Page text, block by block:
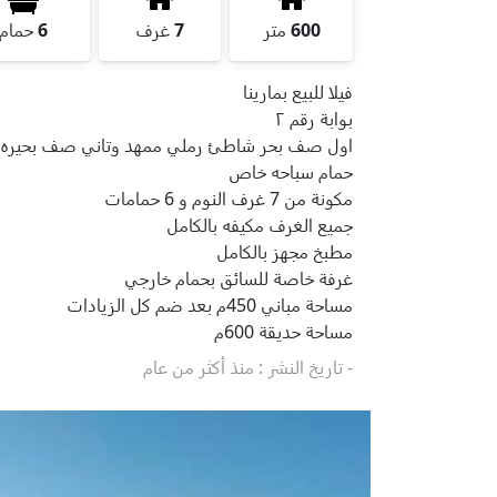
600 متر 7غرف 6حمام
فيلا للبيع بمارينا
بوابة رقم ٢
اول صف بحر شاطئ رملي ممهد وتاني صف بحيره
حمام سباحه خاص
مكونة من 7 غرف النوم و 6 حمامات
جميع الغرف مكيفه بالكامل
مطبخ مجهز بالكامل
غرفة خاصة للسائق بحمام خارجي
مساحة مباني 450م بعد ضم كل الزيادات
مساحة حديقة 600م
- تاريخ النشر : منذ أكثر من عام